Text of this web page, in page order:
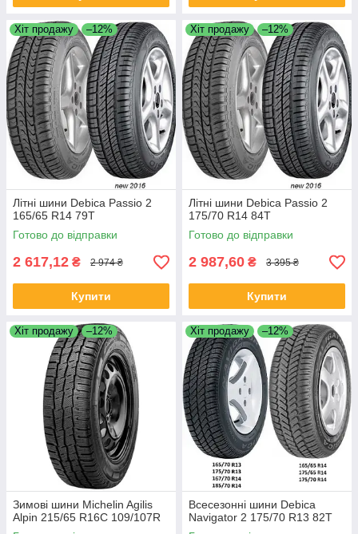
Хіт продажу –12%
Літні шини Debica Passio 2
165/65 R14 79T
Готово до відправки
2 617,12 ₴ 2 974 ₴
Купити
Хіт продажу –12%
Літні шини Debica Passio 2
175/70 R14 84T
Готово до відправки
2 987,60 ₴ 3 395 ₴
Купити
Хіт продажу –12%
Зимові шини Michelin Agilis
Alpin 215/65 R16C 109/107R
Хіт продажу –12%
Всесезонні шини Debica
Navigator 2 175/70 R13 82T